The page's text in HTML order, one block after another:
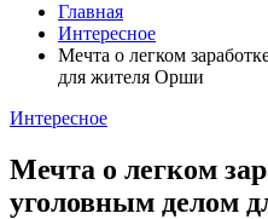
Главная
Интересное
Мечта о легком
для жителя Орши
Интересное
Мечта о легком
уголовным делом